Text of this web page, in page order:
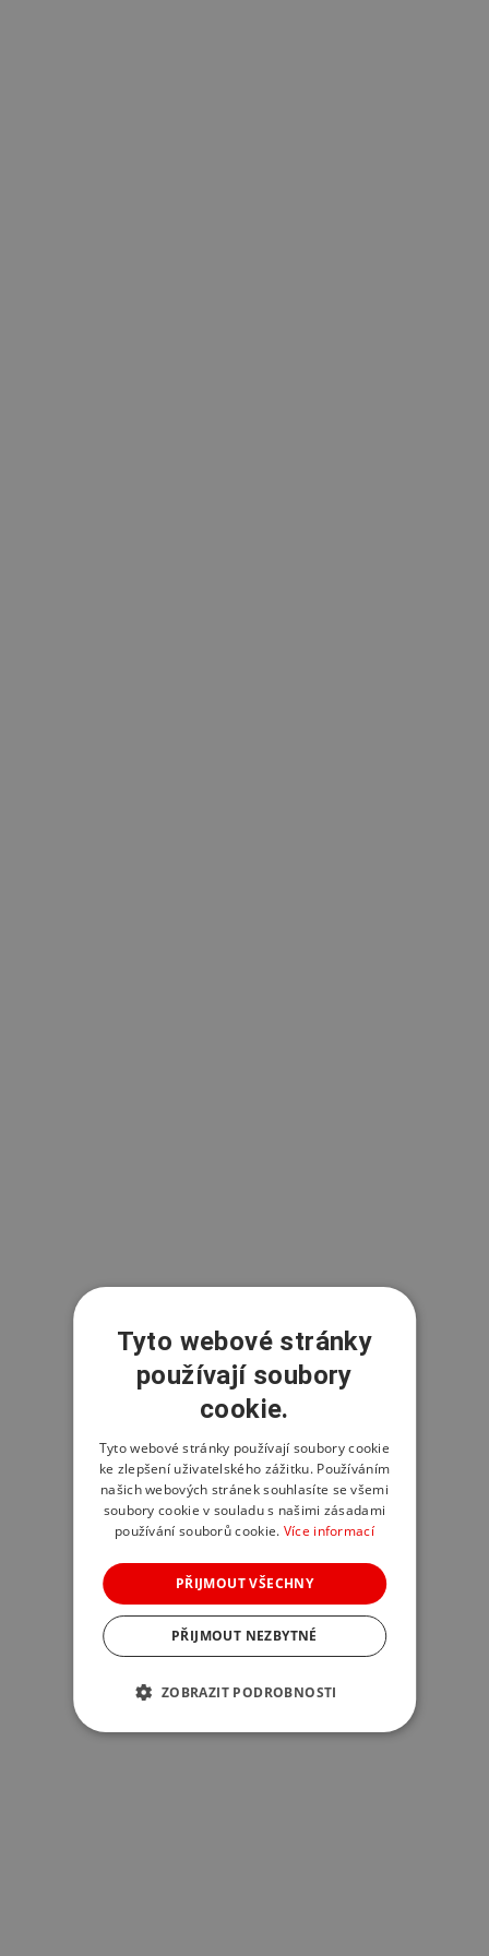
Tyto webové stránky
používají soubory
cookie.
Tyto webové stránky používají soubory cookie
ke zlepšení uživatelského zážitku. Používáním
našich webových stránek souhlasíte se všemi
soubory cookie v souladu s našimi zásadami
používání souborů cookie. Více informací
PŘIJMOUT VŠECHNY
PŘIJMOUT NEZBYTNÉ
ZOBRAZIT PODROBNOSTI